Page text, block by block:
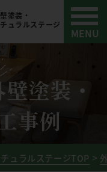
塗装・
ュラルステージ
塗装・
事例
ュラルステージTOP